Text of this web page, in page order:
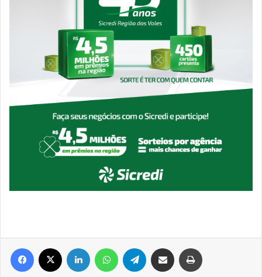
Facebook Linkedin WhatsAppTelegram Compartilhar via e-mail